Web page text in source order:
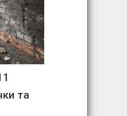
та